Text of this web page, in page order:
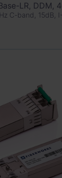
LR, DDM,
C-band, 15dB,